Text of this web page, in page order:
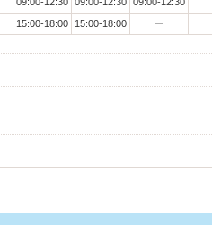
15:00-18:00 15:00-18:00 ー